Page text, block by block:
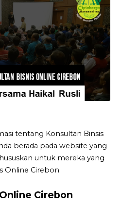
tentang Konsultan Binsis
berada pada website yang
untuk mereka yang
Online Cirebon.
Cirebon